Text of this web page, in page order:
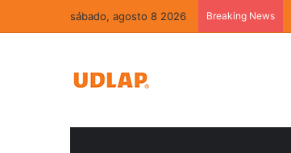
sábado, agosto 8 2026 Breaking News